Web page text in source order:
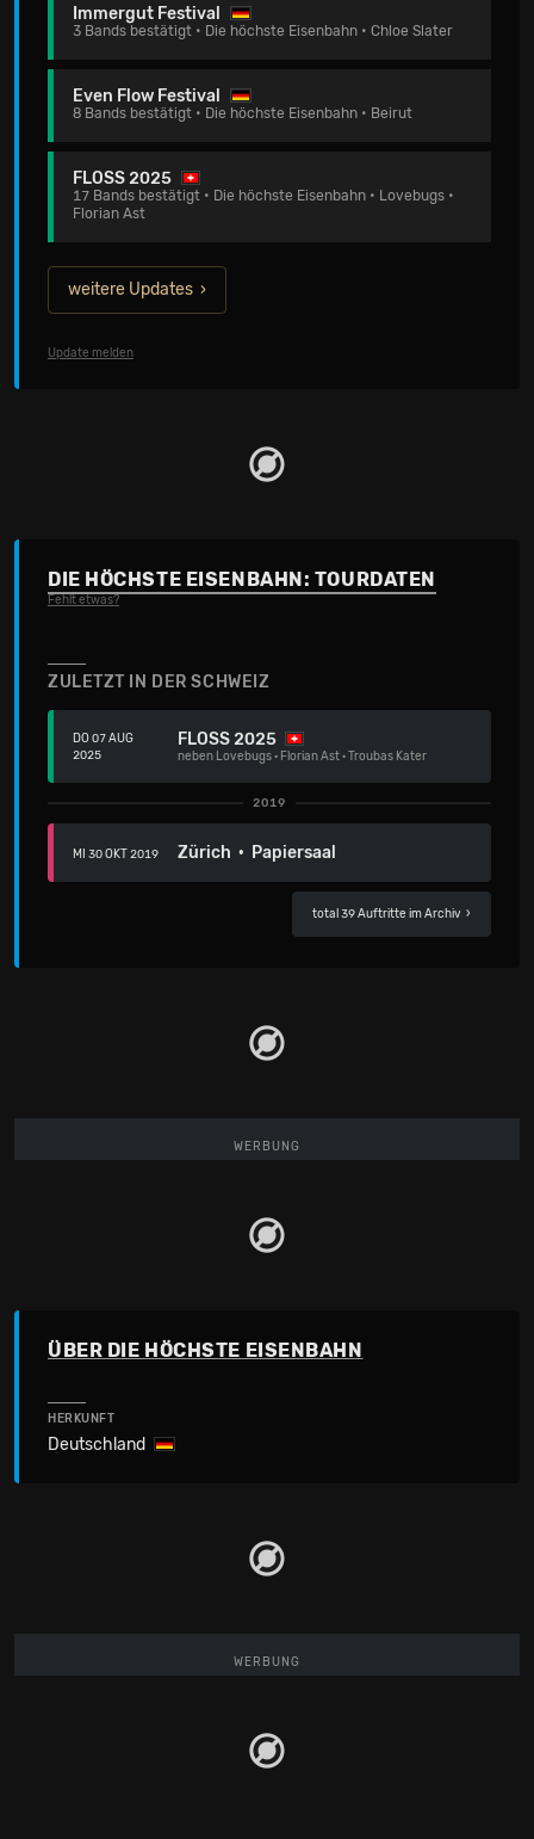
Immergut Festival
3 Bands bestätigt • Die höchste Eisenbahn • Chloe Slater
Even Flow Festival
8 Bands bestätigt • Die höchste Eisenbahn • Beirut
FLOSS 2025
17 Bands bestätigt • Die höchste Eisenbahn • Lovebugs •
Florian Ast
weitere Updates
Update melden
DIE HÖCHSTE EISENBAHN: TOURDATEN
Fehlt etwas?
ZULETZT IN DER SCHWEIZ
DO 07 AUG
2025
FLOSS 2025
neben Lovebugs· Florian Ast·Troubas Kater
2019
MI 30 OKT 2019 Zürich · Papiersaal
total 39 Auftritte im Archiv ›
WERBUNG
ÜBER DIE HÖCHSTE EISENBAHN
HERKUNFT
Deutschland
WERBUNG